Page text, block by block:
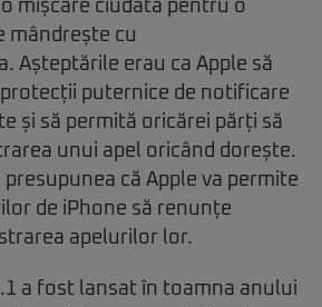
mișcare ciudată pentru o
mândrește cu
Așteptările erau ca Apple să
puternice de notificare
și să permită oricărei părți să
unui apel oricând dorește.
presupunea că Apple va permite
de iPhone să renunțe
apelurilor lor.
a fost lansat în toamna anului